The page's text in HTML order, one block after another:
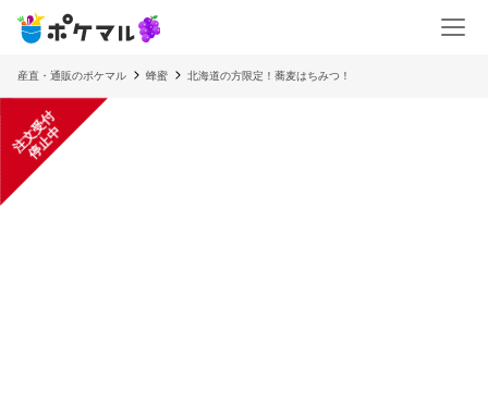
産直・通販のポケマル 蜂蜜 北海道の方限定！蕎麦はちみつ！
注
文
受
付
停
止
中